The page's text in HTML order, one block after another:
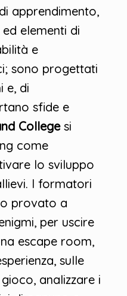
apprendimento,
elementi di
e
sono progettati
e, di
sfide e
Collegesi
come
lo sviluppo
I formatori
provato a
per uscire
escape room,
sulle
analizzare i